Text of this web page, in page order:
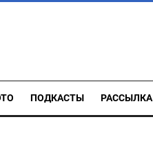
ПОДКАСТЫ РАССЫЛКА